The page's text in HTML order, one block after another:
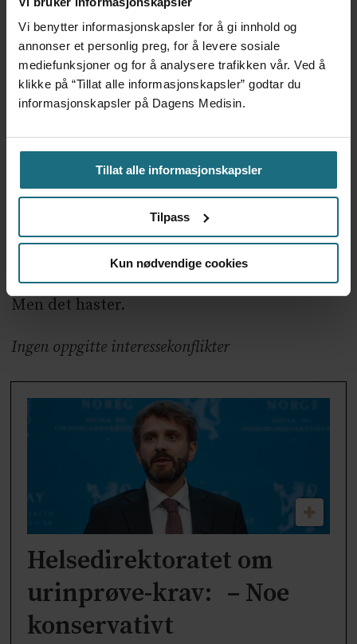
Vi benytter informasjonskapsler for å gi innhold og
annonser et personlig preg, for å levere sosiale
mediefunksjoner og for å analysere trafikken vår. Ved å
klikke på “Tillat alle informasjonskapsler” godtar du
informasjonskapsler på Dagens Medisin.
Tillat alle informasjonskapsler
Tilpass
Kun nødvendige cookies
komme tilbake med mer om diskriminering
og moralisme i den varslede forebyggings- og
behandlingsreformen.
Mange av de som rammes har store
utfordringer. I dag faller de mellom alle
stoler. Hvis vi får til denne sårt etterlengtede
endringen, så vil det revolusjonere
helsebehandlingen, tette de uverdige
skottene mellom rus og psykisk helse og gjøre
helsevesenet vårt mye bedre.
Men det haster.
Ingen oppgitte interessekonflikter
Helsedirektoratet om
urinprøve-krav: – Noe
konservativt